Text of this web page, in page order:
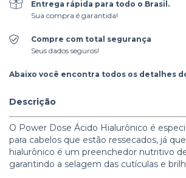
Entrega rápida para todo o Brasil.
Sua compra é garantida!
Compre com total segurança
Seus dados seguros!
Abaixo você encontra todos os detalhes
Descrição
O Power Dose Ácido Hialurônico é
para cabelos que estão ressecados, já
hialurônico é um preenchedor nutritivo
garantindo a selagem das cutículas e